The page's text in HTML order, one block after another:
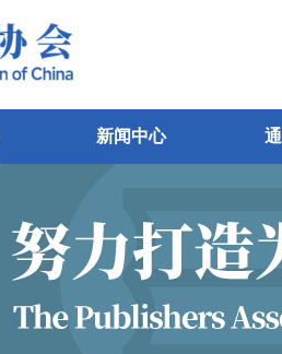
新闻中心